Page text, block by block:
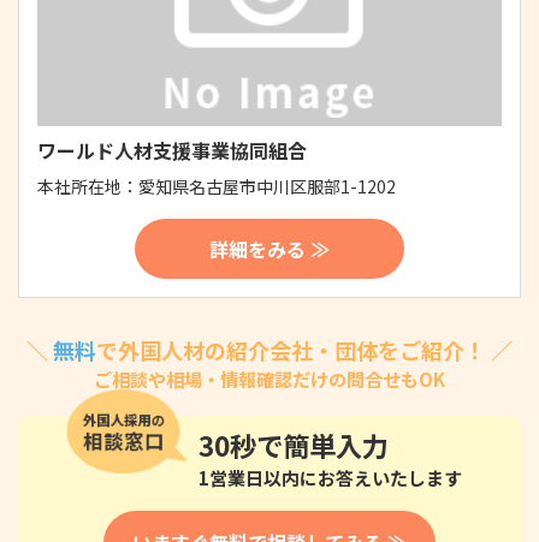
ワールド人材支援事業協同組合
本社所在地： 愛知県名古屋市中川区服部1-1202
詳細をみる ≫
＼ 無料で外国人材の紹介会社・団体をご紹介！ ／
ご相談や相場・情報確認だけの問合せもOK
30秒で簡単入力
1営業日以内にお答えいたします